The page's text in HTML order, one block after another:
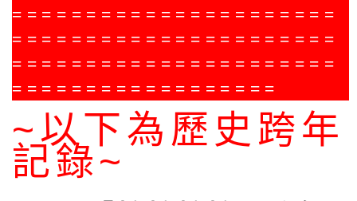
======================
======================
======================
==================
~以下為歷史跨年
記錄~